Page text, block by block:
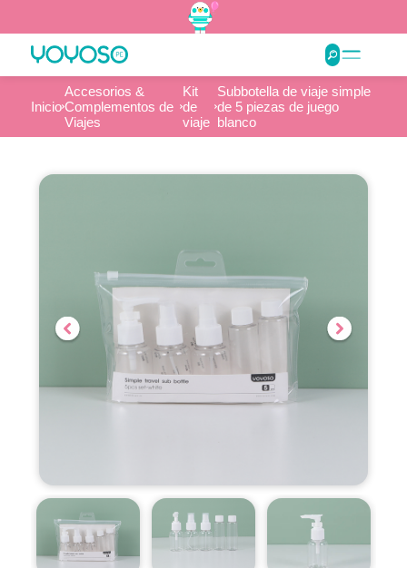
Inicio
Accesorios &
Complementos de
Viajes
Kit
de
viaje
Subbotella de viaje simple
de 5 piezas de juego
blanco